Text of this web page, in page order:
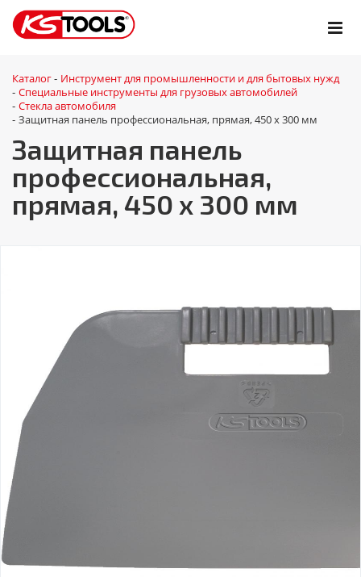
Каталог - Инструмент для промышленности и для бытовых нужд
- Специальные инструменты для грузовых автомобилей
- Стекла автомобиля
- Защитная панель профессиональная, прямая, 450 х 300 мм
Защитная панель
профессиональная,
прямая, 450 х 300 мм